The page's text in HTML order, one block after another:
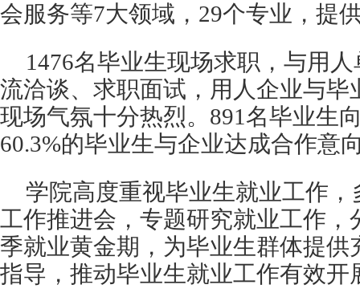
会服务等7大领域，29个专业，提
1476名毕业生现场求职，与用
流洽谈、求职面试，用人企业与毕
现场气氛十分热烈。891名毕业生
60.3%的毕业生与企业达成合作意
学院高度重视毕业生就业工作
工作推进会，专题研究就业工作，
季就业黄金期，为毕业生群体提
指导，推动毕业生就业工作有效开